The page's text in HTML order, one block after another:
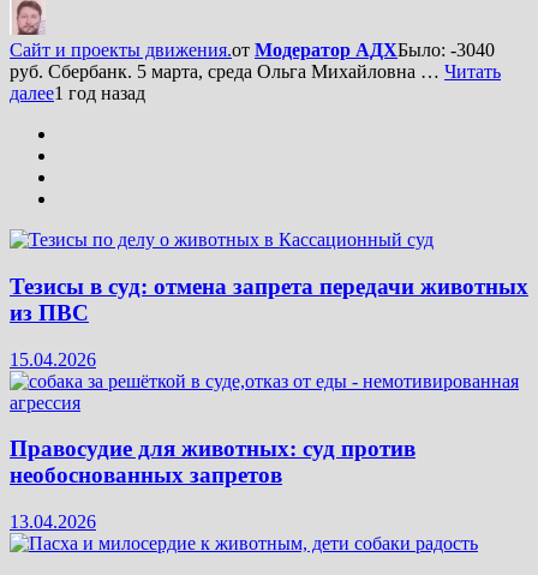
Сайт и проекты движения.от Модератор АДХБыло: -3040
руб. Сбербанк. 5 марта, среда Ольга Михайловна … Читать
далее1 год назад
Тезисы в суд: отмена запрета передачи животных
из ПВС
15.04.2026
Правосудие для животных: суд против
необоснованных запретов
13.04.2026